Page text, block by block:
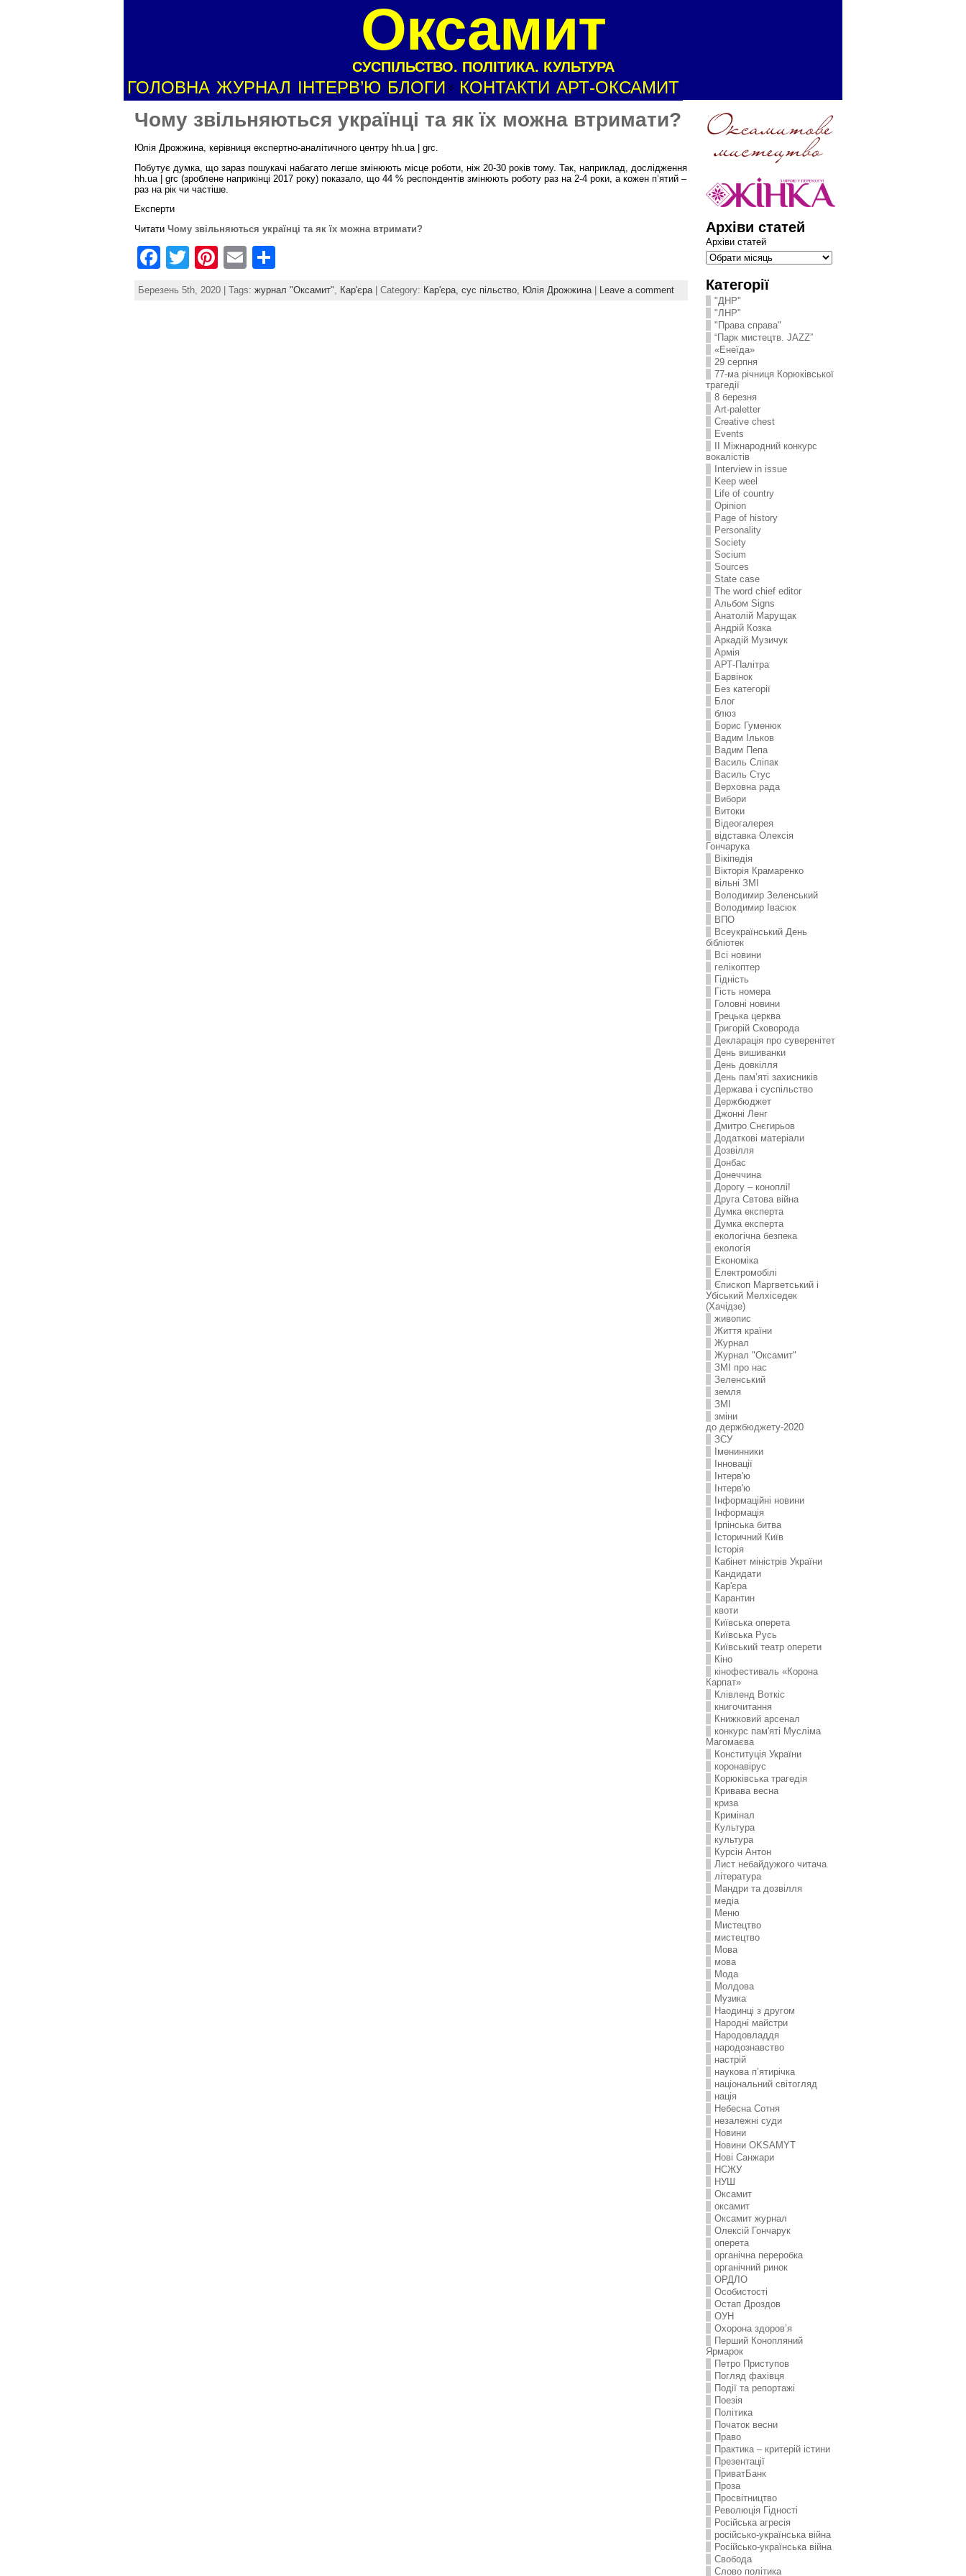
Оксамит
СУСПІЛЬСТВО. ПОЛІТИКА. КУЛЬТУРА
ГОЛОВНА ЖУРНАЛ ІНТЕРВ’Ю БЛОГИ КОНТАКТИ АРТ-ОКСАМИТ
Чому звільняються українці та як їх можна втримати?
Юлія Дрожжина, керівниця експертно-аналітичного центру hh.ua | grc.
Побутує думка, що зараз пошукачі набагато легше змінюють місце роботи, ніж 20-30 років тому. Так, наприклад, дослідження
hh.ua | grc (зроблене наприкінці 2017 року) показало, що 44 % респондентів змінюють роботу раз на 2-4 роки, а кожен п’ятий –
раз на рік чи частіше.
Експерти
Читати Чому звільняються українці та як їх можна втримати?
F
T
w
itt
Pi
nt
er
E
ai
Березень 5th, 2020 | Tags: журнал "Оксамит", Кар'єра| Category: Кар'єра, сус пільство, Юлія Дрожжина| Leave a comment
Архіви статей
Архіви статей
Категорії
"ДНР"
"ЛНР"
"Права справа"
“Парк мистецтв. JAZZ”
«Енеїда»
29 серпня
77-ма річниця Корюківської
трагедії
8 березня
Art-paletter
Creative chest
Events
II Міжнародний конкурс
вокалістів
Interview in issue
Keep weel
Life of country
Opinion
Page of history
Personality
Society
Socium
Sources
State case
The word chief editor
Альбом Signs
Анатолій Марущак
Андрій Козка
Аркадій Музичук
Армія
АРТ-Палітра
Барвінок
Без категорії
Блог
блюз
Борис Гуменюк
Вадим Ільков
Вадим Пепа
Василь Сліпак
Василь Стус
Верховна рада
Вибори
Витоки
Відеогалерея
відставка Олексія
Гончарука
Вікіпедія
Вікторія Крамаренко
вільні ЗМІ
Володимир Зеленський
Володимир Івасюк
ВПО
Всеукраїнський День
бібліотек
Всі новини
гелікоптер
Гідність
Гість номера
Головні новини
Грецька церква
Григорій Сковорода
Декларація про суверенітет
День вишиванки
День довкілля
День пам’яті захисників
Держава і суспільство
Держбюджет
Джонні Ленг
Дмитро Снєгирьов
Додаткові матеріали
Дозвілля
Донбас
Донеччина
Дорогу – коноплі!
Друга Свтова війна
Думка експерта
Думка експерта
екологічна безпека
екологія
Економіка
Електромобілі
Єпископ Маргветський і
Убіський Мелхіседек
(Хачідзе)
живопис
Життя країни
Журнал
Журнал "Оксамит"
ЗMI про нас
Зеленський
земля
ЗМІ
зміни
до держбюджету-2020
ЗСУ
Іменинники
Інновації
Інтерв'ю
Інтерв'ю
Інформаційні новини
Інформація
Ірпінська битва
Історичний Київ
Історія
Кабінет міністрів України
Кандидати
Кар'єра
Карантин
квоти
Київська оперета
Київська Русь
Київський театр оперети
Кіно
кінофестиваль «Корона
Карпат»
Клівленд Воткіс
книгочитання
Книжковий арсенал
конкурс пам'яті Мусліма
Магомаєва
Конституція України
коронавірус
Корюківська трагедія
Кривава весна
криза
Кримінал
Культура
культура
Курсін Антон
Лист небайдужого читача
література
Мандри та дозвілля
медіа
Меню
Мистецтво
мистецтво
Мова
мова
Мода
Молдова
Музика
Наодинці з другом
Народні майстри
Народовладдя
народознавство
настрій
наукова п’ятирічка
національний світогляд
нація
Небесна Сотня
незалежні суди
Новини
Новини OKSAMYT
Нові Санжари
НСЖУ
НУШ
Оксамит
оксамит
Оксамит журнал
Олексій Гончарук
оперета
органічна переробка
органічний ринок
ОРДЛО
Особистості
Остап Дроздов
ОУН
Охорона здоров’я
Перший Конопляний
Ярмарок
Петро Приступов
Погляд фахівця
Події та репортажі
Поезія
Політика
Початок весни
Право
Практика – критерій істини
Презентації
ПриватБанк
Проза
Просвітництво
Революція Гідності
Російська агресія
російсько-українська війна
Російсько-українська війна
Свобода
Слово політика